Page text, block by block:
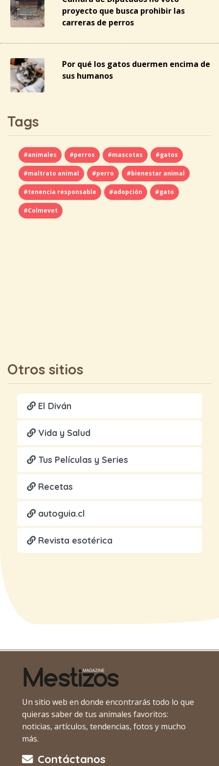
proyecto que busca prohibir las
carreras de perros
Por qué los gatos duermen encima de
sus humanos
Tags
#animales #perros #mascotas #gatos
#maltrato animal #perro #bienestar animal
#tenencia responsable #adopción #gato
#Colmevet
Otros sitios
El Diván
Vida y Salud
Tus Películas y Series
Recetas
autoguia.cl
Revista esotérica
Un sitio web en donde encontrarás todo lo que
quieras saber de tus animales favoritos:
noticias, artículos, tendencias, fotos y mucho
más.
Contáctanos